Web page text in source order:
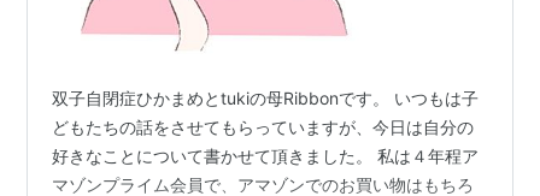
双子自閉症ひかまめとtukiの母Ribbonです。 いつもは子
どもたちの話をさせてもらっていますが、今日は自分の
好きなことについて書かせて頂きました。 私は４年程ア
マゾンプライム会員で、アマゾンでのお買い物はもちろ